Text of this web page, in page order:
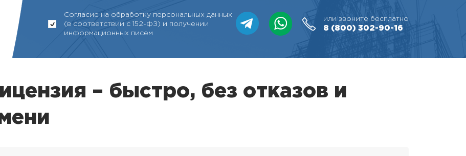
Согласие на обработку персональных данных
(в соответствии с 152-ФЗ) и получении
информационных писем
или звоните бесплатно
8 (800) 302-90-16
– быстро, без отказов и